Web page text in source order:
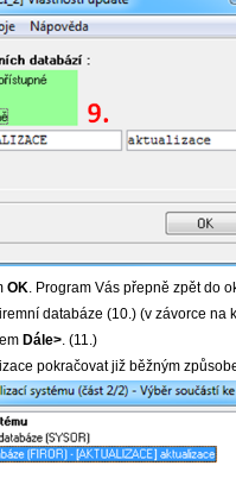
OK. Program Vás přepně zpět do
databáze (10.) (v závorce
Dále>. (11.)
pokračovat již běžným